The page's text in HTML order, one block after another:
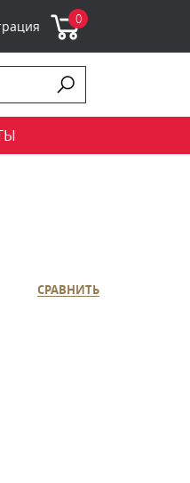
0
СРАВНИТЬ